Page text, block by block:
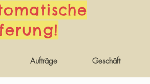
Aufträge Geschäft